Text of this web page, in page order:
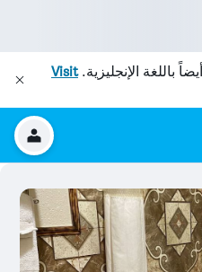
باللغة الإنجليزية.Visit